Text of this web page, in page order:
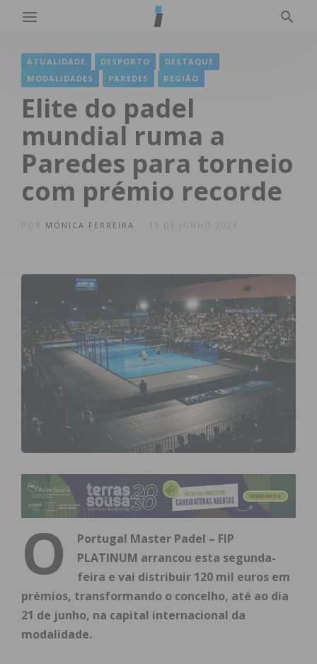
ATUALIDADE DESPORTO
DESTAQUE
MODALIDADES
PAREDES REGIÃO
Elite do padel
mundial ruma a
Paredes para torneio
com prémio recorde
MÓNICA FERREIRA
O
Portugal Master Padel – FIP
PLATINUM arrancou esta segunda-
feira e vai distribuir 120 mil euros em
prémios, transformando o concelho, até ao dia
21 de junho, na capital internacional da
modalidade.